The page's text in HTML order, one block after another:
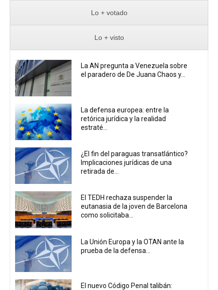
Lo + votado
Lo + visto
La AN pregunta a Venezuela sobre
el paradero de De Juana Chaos y...
La defensa europea: entre la
retórica jurídica y la realidad
estraté...
¿El fin del paraguas transatlántico?
Implicaciones jurídicas de una
retirada de...
El TEDH rechaza suspender la
eutanasia de la joven de Barcelona
como solicitaba...
La Unión Europa y la OTAN ante la
prueba de la defensa...
El nuevo Código Penal talibán: